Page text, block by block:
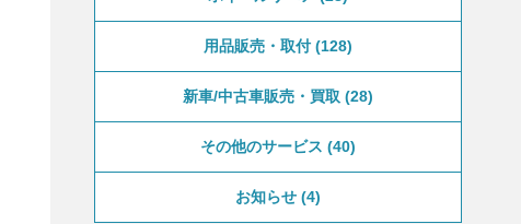
用品販売・取付 128
新車/中古車販売・買取 28
その他のサービス 40
お知らせ 4